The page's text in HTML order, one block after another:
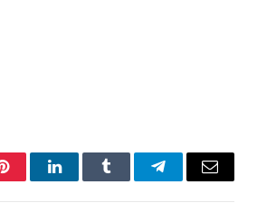
PinterestLinkedInTumblr TelegramEmail